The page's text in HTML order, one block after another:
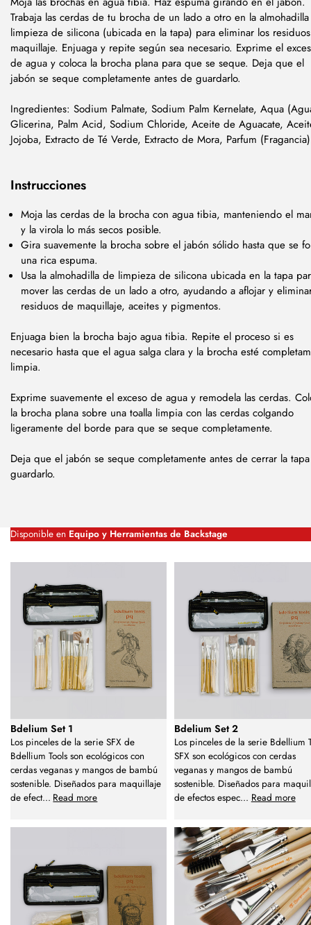
Trabaja las cerdas de tu brocha de un lado a otro en la
limpieza de silicona (ubicada en la tapa) para eliminar los
maquillaje. Enjuaga y repite según sea necesario. Exprime el
de agua y coloca la brocha plana para que se seque. Deja que el
jabón se seque completamente antes de guardarlo.
Ingredientes: Sodium Palmate, Sodium Palm Kernelate, Aqua
Glicerina, Palm Acid, Sodium Chloride, Aceite de Aguacate,
Jojoba, Extracto de Té Verde, Extracto de Mora, Parfum
Instrucciones
Moja las cerdas de la brocha con agua tibia, manteniendo el
y la virola lo más secos posible.
Gira suavemente la brocha sobre el jabón sólido hasta que se
una rica espuma.
Usa la almohadilla de limpieza de silicona ubicada en la tapa
mover las cerdas de un lado a otro, ayudando a aflojar y
residuos de maquillaje, aceites y pigmentos.
Enjuaga bien la brocha bajo agua tibia. Repite el proceso si es
necesario hasta que el agua salga clara y la brocha esté
limpia.
Exprime suavemente el exceso de agua y remodela las cerdas.
la brocha plana sobre una toalla limpia con las cerdas colgando
ligeramente del borde para que se seque completamente.
Deja que el jabón se seque completamente antes de cerrar la
guardarlo.
Disponible en Equipo y Herramientas de Backstage
Bdelium Set 1
Los pinceles de la serie SFX de
Bdellium Tools son ecológicos con
cerdas veganas y mangos de bambú
sostenible. Diseñados para maquillaje
de efect... Read more
Bdelium Set 2
Los pinceles de la serie Bdellium
SFX son ecológicos con cerdas
veganas y mangos de bambú
sostenible. Diseñados para
de efectos espec... Read more